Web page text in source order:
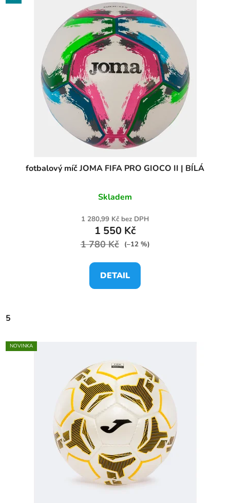
fotbalový míč JOMA FIFA PRO GIOCO II | BÍLÁ
Skladem
1 280,99 Kč bez DPH
1 550 Kč
1 780 Kč (–12 %)
DETAIL
5
NOVINKA